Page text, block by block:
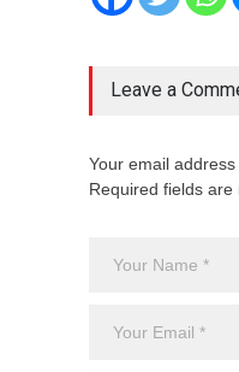
Leave a
Your email
Required fields are